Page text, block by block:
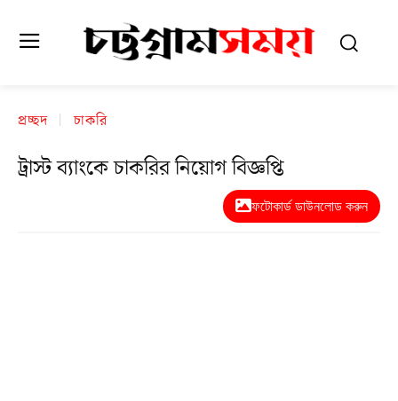
প্রচ্ছদ চাকরি
ট্রাস্ট ব্যাংকে চাকরির নিয়োগ বিজ্ঞপ্তি
ফটোকার্ড ডাউনলোড করুন